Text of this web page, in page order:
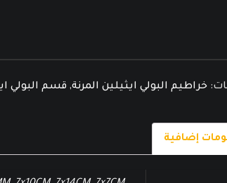
خراطيم البولي ايثيلين المرنة, قسم البولي
إضافية